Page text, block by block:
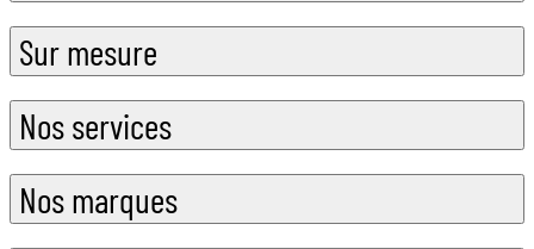
Sur mesure
Nos services
Nos marques